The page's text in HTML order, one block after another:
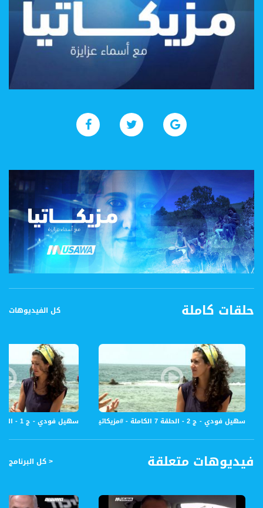
حلقات كاملة كل الفيديوهات
سهيل فودي - ج 1 - الحلقة 7 الكاملة - #مزيكاتيا - قناة مساواة الفضائية - Musawa Channel سهيل فودي - ج 2 - الحلقة 7 الكاملة - #مزيكاتيا - قناة مساواة الفضائية - Musawa Channel
فيديوهات متعلقة < كل البرنامج